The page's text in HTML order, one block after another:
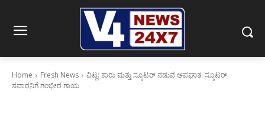
Home Fresh News
ವಿಟ್ಲ: ಕಾರು ಮತ್ತು ಸ್ಕೂಟರ್ ನಡುವೆ ಅಪಘಾತ: ಸ್ಕೂಟರ್
ಸವಾರನಿಗೆ ಗಂಭೀರ ಗಾಯ